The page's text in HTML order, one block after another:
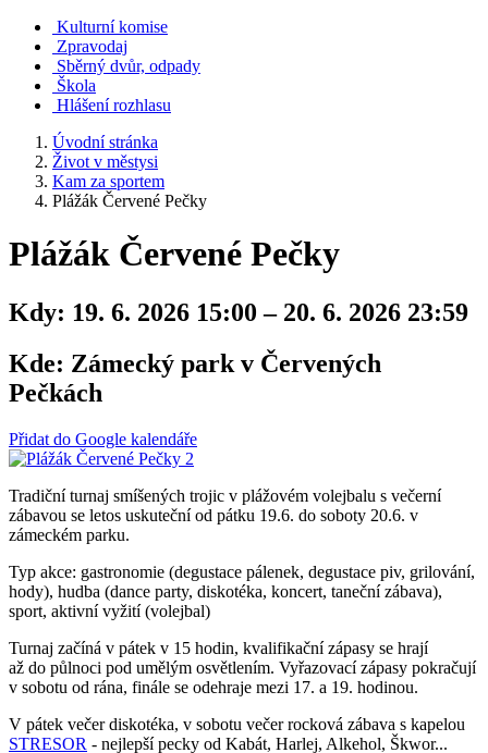
Kulturní komise
Zpravodaj
Sběrný dvůr, odpady
Škola
Hlášení rozhlasu
Úvodní stránka
Život v městysi
Kam za sportem
Plážák Červené Pečky
Plážák Červené Pečky
Kdy: 19. 6. 2026 15:00 – 20. 6. 2026 23:59
Kde: Zámecký park v Červených
Pečkách
Přidat do Google kalendáře
Tradiční turnaj smíšených trojic v plážovém volejbalu s večerní
zábavou se letos uskuteční od pátku 19.6. do soboty 20.6. v
zámeckém parku.
Typ akce: gastronomie (degustace pálenek, degustace piv, grilování,
hody), hudba (dance party, diskotéka, koncert, taneční zábava),
sport, aktivní vyžití (volejbal)
Turnaj začíná v pátek v 15 hodin, kvalifikační zápasy se hrají
až do půlnoci pod umělým osvětlením. Vyřazovací zápasy pokračují
v sobotu od rána, finále se odehraje mezi 17. a 19. hodinou.
V pátek večer diskotéka, v sobotu večer rocková zábava s kapelou
STRESOR - nejlepší pecky od Kabát, Harlej, Alkehol, Škwor...